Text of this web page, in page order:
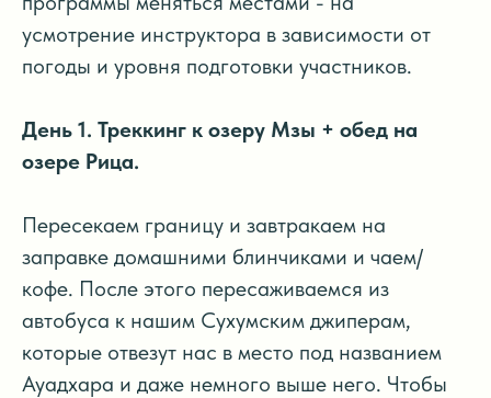
усмотрение инструктора в зависимости от
погоды и уровня подготовки участников.
День 1. Треккинг к озеру Мзы + обед на
озере Рица.
Пересекаем границу и завтракаем на
заправке домашними блинчиками и чаем/
кофе. После этого пересаживаемся из
автобуса к нашим Сухумским джиперам,
которые отвезут нас в место под названием
Ауадхара и даже немного выше него. Чтобы